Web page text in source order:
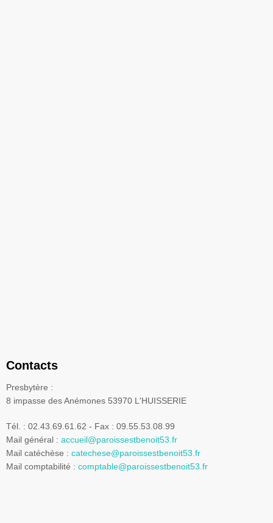
Contacts
Presbytère :
8 impasse des Anémones 53970 L'HUISSERIE
Tél. : 02.43.69.61.62 - Fax : 09.55.53.08.99
Mail général : accueil@paroissestbenoit53.fr
Mail catéchèse : catechese@paroissestbenoit53.fr
Mail comptabilité : comptable@paroissestbenoit53.fr